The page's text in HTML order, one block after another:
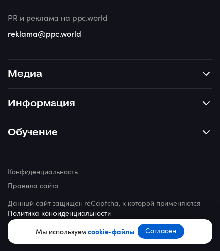
Мы используемcookie-файлы Согласен
Медиа
Информация
Обучение
PR и реклама на ppc.world
reklama@ppc.world
© 2026 ppc.world
Данный сайт защищен reCaptcha, к которой применяются
Политика конфиденциальности
Конфиденциальность
Правила сайта